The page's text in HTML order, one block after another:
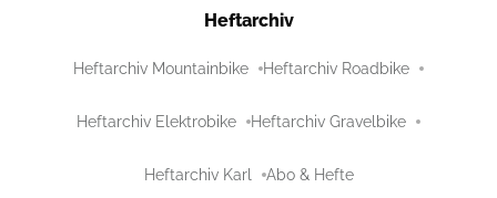
Heftarchiv
Heftarchiv Mountainbike Heftarchiv Roadbike
Heftarchiv Elektrobike Heftarchiv Gravelbike
Heftarchiv Karl Abo & Hefte